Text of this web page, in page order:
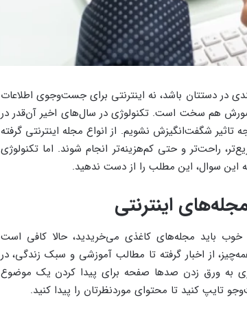
در دستتان باشد، نه اینترنتی برای جست‌وجوی اطلاعات
هم سخت است. تکنولوژی در سال‌های اخیر آن‌قدر در
شگفت‌انگیزش نشویم. از انواع مجله اینترنتی گرفته
راحت‌تر و حتی کم‌هزینه‌تر انجام شوند. اما تکنولوژی
این سوال، این مطلب را از دست ندهید.
اینترنتی
خوب باید مجله‌های کاغذی می‌خریدید، حالا کافی است
از اخبار گرفته تا مطالب آموزشی و سبک زندگی، در
به ورق زدن صدها صفحه برای پیدا کردن یک موضوع
کنید تا محتوای موردنظرتان را پیدا کنید.